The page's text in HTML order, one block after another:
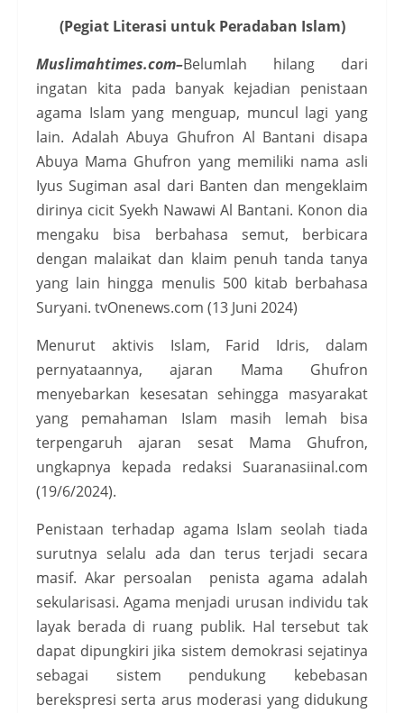
(Pegiat Literasi untuk Peradaban Islam)
Muslimahtimes.com–Belumlah hilang dari
ingatan kita pada banyak kejadian penistaan
agama Islam yang menguap, muncul lagi yang
lain. Adalah Abuya Ghufron Al Bantani disapa
Abuya Mama Ghufron yang memiliki nama asli
Iyus Sugiman asal dari Banten dan mengeklaim
dirinya cicit Syekh Nawawi Al Bantani. Konon dia
mengaku bisa berbahasa semut, berbicara
dengan malaikat dan klaim penuh tanda tanya
yang lain hingga menulis 500 kitab berbahasa
Suryani. tvOnenews.com (13 Juni 2024)
Menurut aktivis Islam, Farid Idris, dalam
pernyataannya, ajaran Mama Ghufron
menyebarkan kesesatan sehingga masyarakat
yang pemahaman Islam masih lemah bisa
terpengaruh ajaran sesat Mama Ghufron,
ungkapnya kepada redaksi Suaranasiinal.com
(19/6/2024).
Penistaan terhadap agama Islam seolah tiada
surutnya selalu ada dan terus terjadi secara
masif. Akar persoalan penista agama adalah
sekularisasi. Agama menjadi urusan individu tak
layak berada di ruang publik. Hal tersebut tak
dapat dipungkiri jika sistem demokrasi sejatinya
sebagai sistem pendukung kebebasan
berekspresi serta arus moderasi yang didukung